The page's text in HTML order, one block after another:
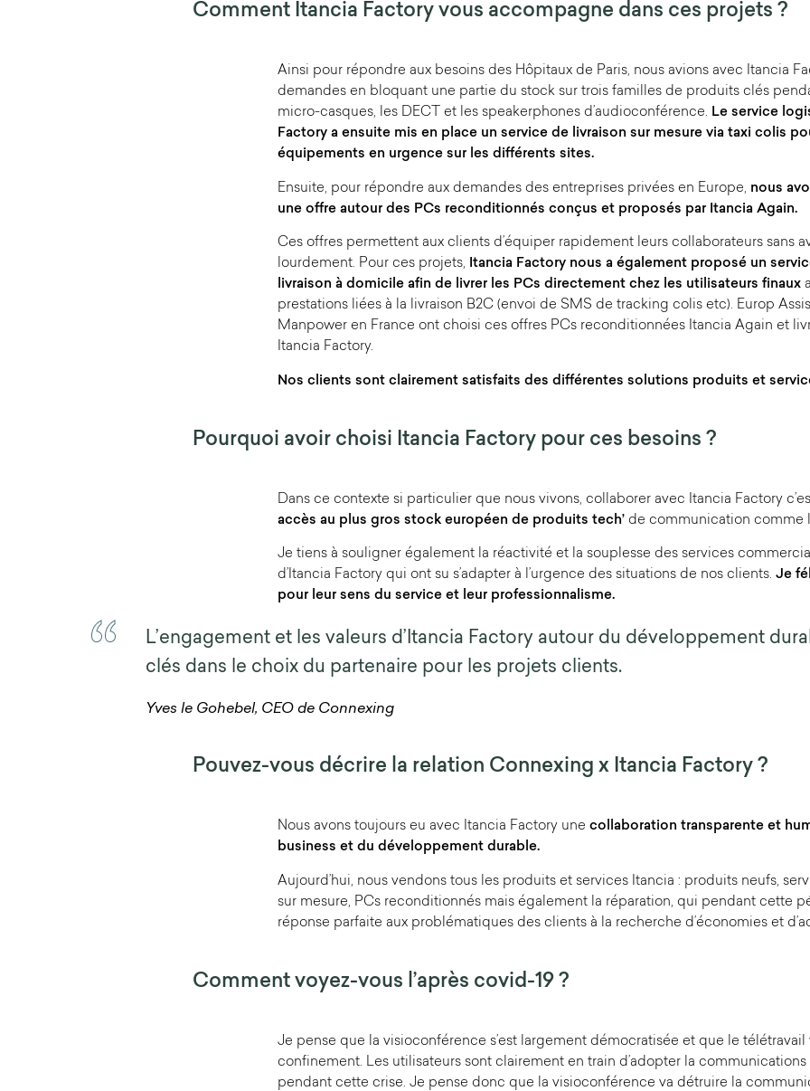
Comment Itancia Factory vous accompagne dans ces projets ?
Ainsi pour répondre aux besoins des Hôpitaux de Paris, nous avions avec Itancia
demandes en bloquant une partie du stock sur trois familles de produits clés
micro-casques, les DECT et les speakerphones d’audioconférence. Le service
Factory a ensuite mis en place un service de livraison sur mesure via taxi colis
équipements en urgence sur les différents sites.
Ensuite, pour répondre aux demandes des entreprises privées en Europe, nous
une offre autour des PCs reconditionnés conçus et proposés par Itancia Again.
Ces offres permettent aux clients d’équiper rapidement leurs collaborateurs sans
lourdement. Pour ces projets, Itancia Factory nous a également proposé un
livraison à domicile afin de livrer les PCs directement chez les utilisateurs finaux
prestations liées à la livraison B2C (envoi de SMS de tracking colis etc). Europ
Manpower en France ont choisi ces offres PCs reconditionnées Itancia Again et
Itancia Factory.
Nos clients sont clairement satisfaits des différentes solutions produits et
Pourquoi avoir choisi Itancia Factory pour ces besoins ?
Dans ce contexte si particulier que nous vivons, collaborer avec Itancia Factory
accès au plus gros stock européen de produits tech’ de communication comme
Je tiens à souligner également la réactivité et la souplesse des services
d’Itancia Factory qui ont su s’adapter à l’urgence des situations de nos clients. Je
pour leur sens du service et leur professionnalisme.
L’engagement et les valeurs d’Itancia Factory autour du développement
clés dans le choix du partenaire pour les projets clients.
Yves le Gohebel, CEO de Connexing
Pouvez-vous décrire la relation Connexing x Itancia Factory ?
Nous avons toujours eu avec Itancia Factory une collaboration transparente et
business et du développement durable.
Aujourd’hui, nous vendons tous les produits et services Itancia : produits neufs,
sur mesure, PCs reconditionnés mais également la réparation, qui pendant cette
réponse parfaite aux problématiques des clients à la recherche d’économies et
Comment voyez-vous l’après covid-19 ?
Je pense que la visioconférence s’est largement démocratisée et que le télétravail
confinement. Les utilisateurs sont clairement en train d’adopter la
pendant cette crise. Je pense donc que la visioconférence va détruire la